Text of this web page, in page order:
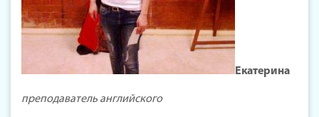
Екатерина
преподаватель английского